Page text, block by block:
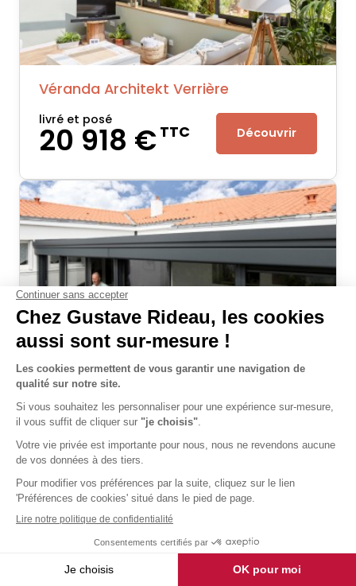
Véranda Architekt Verrière
livré et posé
20 918 €TTC Découvrir
Véranda Esprit Moderne
livré et posé
21 127 €TTC Découvrir